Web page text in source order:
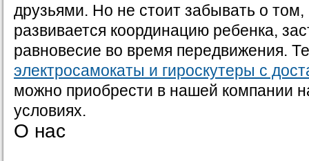
друзьями. Но не стоит забывать о том,
развивается координацию ребенка,
равновесие во время передвижения.
электросамокаты и гироскутеры с
можно приобрести в нашей компании
условиях.
О нас